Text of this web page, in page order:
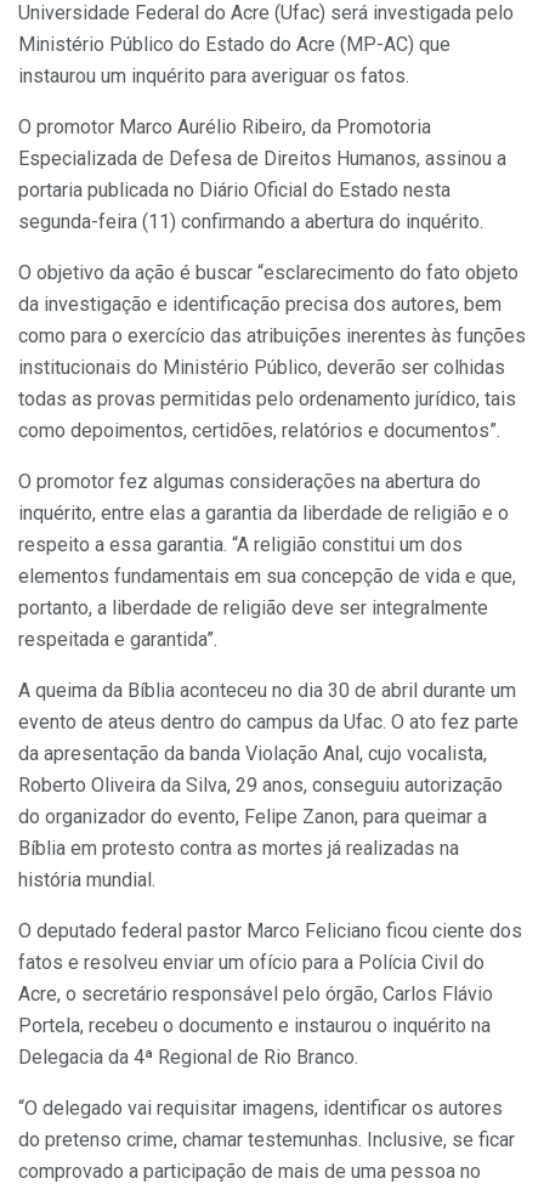
Universidade Federal do Acre (Ufac) será investigada pelo
Ministério Público do Estado do Acre (MP-AC) que
instaurou um inquérito para averiguar os fatos.
O promotor Marco Aurélio Ribeiro, da Promotoria
Especializada de Defesa de Direitos Humanos, assinou a
portaria publicada no Diário Oficial do Estado nesta
segunda-feira (11) confirmando a abertura do inquérito.
O objetivo da ação é buscar “esclarecimento do fato objeto
da investigação e identificação precisa dos autores, bem
como para o exercício das atribuições inerentes às funções
institucionais do Ministério Público, deverão ser colhidas
todas as provas permitidas pelo ordenamento jurídico, tais
como depoimentos, certidões, relatórios e documentos”.
O promotor fez algumas considerações na abertura do
inquérito, entre elas a garantia da liberdade de religião e o
respeito a essa garantia. “A religião constitui um dos
elementos fundamentais em sua concepção de vida e que,
portanto, a liberdade de religião deve ser integralmente
respeitada e garantida”.
A queima da Bíblia aconteceu no dia 30 de abril durante um
evento de ateus dentro do campus da Ufac. O ato fez parte
da apresentação da banda Violação Anal, cujo vocalista,
Roberto Oliveira da Silva, 29 anos, conseguiu autorização
do organizador do evento, Felipe Zanon, para queimar a
Bíblia em protesto contra as mortes já realizadas na
história mundial.
O deputado federal pastor Marco Feliciano ficou ciente dos
fatos e resolveu enviar um ofício para a Polícia Civil do
Acre, o secretário responsável pelo órgão, Carlos Flávio
Portela, recebeu o documento e instaurou o inquérito na
Delegacia da 4ª Regional de Rio Branco.
“O delegado vai requisitar imagens, identificar os autores
do pretenso crime, chamar testemunhas. Inclusive, se ficar
comprovado a participação de mais de uma pessoa no